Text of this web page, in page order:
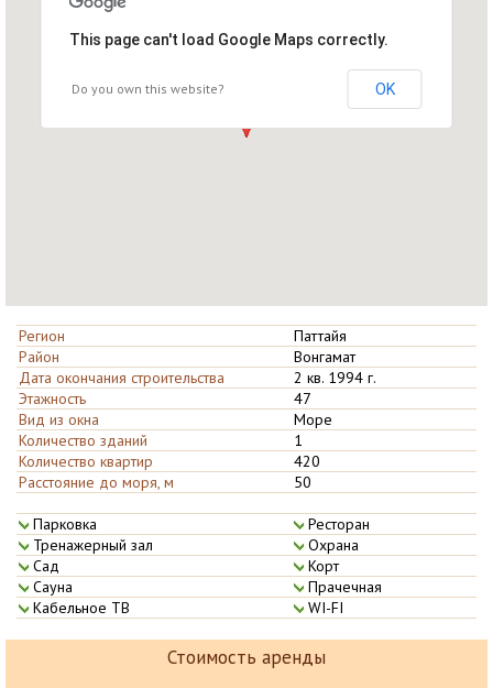
This page can't load Google Maps correctly.
Do you own this website? OK
Регион
Паттайя
Район
Вонгамат
Дата окончания строительства
2 кв. 1994 г.
Этажность
47
Вид из окна
Море
Количество зданий
1
Количество квартир
420
Расстояние до моря, м
50
Парковка
Ресторан
Тренажерный­ зал
Охрана
Сад
Корт
Сауна
Прачечная
Кабельное Т­В
WI-FI
Стоимость аренды